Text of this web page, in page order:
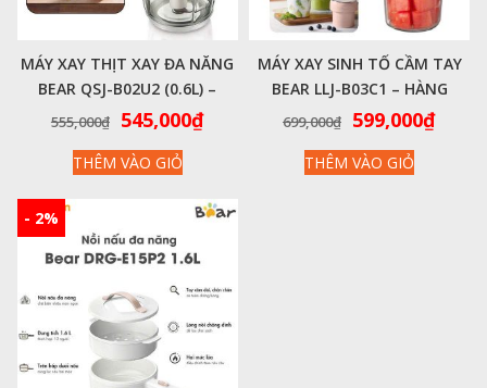
MÁY XAY THỊT XAY ĐA NĂNG
BEAR QSJ-B02U2 (0.6L) –
CHÍNH HÃNG VIỆT NAM
555,000₫
Giá
gốc
là:
545,000₫Giá
545,000₫.
THÊM VÀO GIỎ
MÁY XAY SINH TỐ CẦM TAY
BEAR LLJ-B03C1 – HÀNG
CHÍNH HÃNG
699,000₫
Giá
gốc
là:
599,000₫Giá
THÊM VÀO GIỎ
- 2%